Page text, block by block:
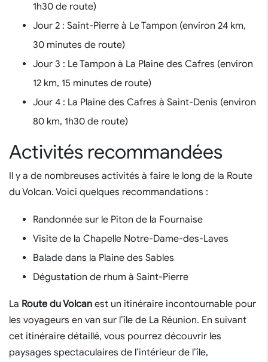
1h30 de route)
Jour 2 : Saint-Pierre à Le Tampon (environ 24 km,
30 minutes de route)
Jour 3 : Le Tampon à La Plaine des Cafres (environ
12 km, 15 minutes de route)
Jour 4 : La Plaine des Cafres à Saint-Denis (environ
80 km, 1h30 de route)
Activités recommandées
Il y a de nombreuses activités à faire le long de la Route
du Volcan. Voici quelques recommandations :
Randonnée sur le Piton de la Fournaise
Visite de la Chapelle Notre-Dame-des-Laves
Balade dans la Plaine des Sables
Dégustation de rhum à Saint-Pierre
La Route du Volcan est un itinéraire incontournable pour
les voyageurs en van sur l’île de La Réunion. En suivant
cet itinéraire détaillé, vous pourrez découvrir les
paysages spectaculaires de l’intérieur de l’île,